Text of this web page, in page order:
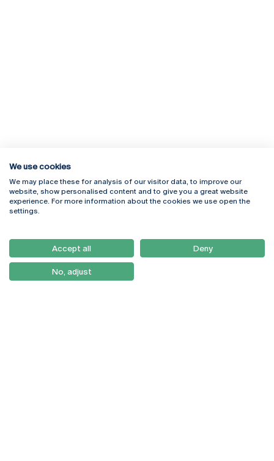
Rua Diogo Botelho 1327
4169-005 Porto
+351 226 196 240
Campus Online
Webmail
Como Chegar
Newsletter
We use cookies
We may place these for analysis of our visitor data, to improve our
website, show personalised content and to give you a great website
experience. For more information about the cookies we use open the
settings.
Accept all Deny
No, adjust